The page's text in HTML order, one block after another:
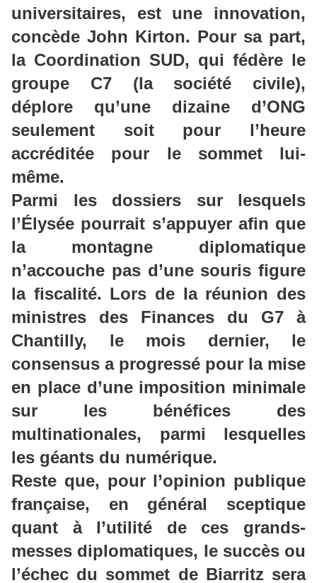
universitaires, est une innovation,
concède John Kirton. Pour sa part,
la Coordination SUD, qui fédère le
groupe C7 (la société civile),
déplore qu’une dizaine d’ONG
seulement soit pour l’heure
accréditée pour le sommet lui-
même.
Parmi les dossiers sur lesquels
l’Élysée pourrait s’appuyer afin que
la montagne diplomatique
n’accouche pas d’une souris figure
la fiscalité. Lors de la réunion des
ministres des Finances du G7 à
Chantilly, le mois dernier, le
consensus a progressé pour la mise
en place d’une imposition minimale
sur les bénéfices des
multinationales, parmi lesquelles
les géants du numérique.
Reste que, pour l’opinion publique
française, en général sceptique
quant à l’utilité de ces grands-
messes diplomatiques, le succès ou
l’échec du sommet de Biarritz sera